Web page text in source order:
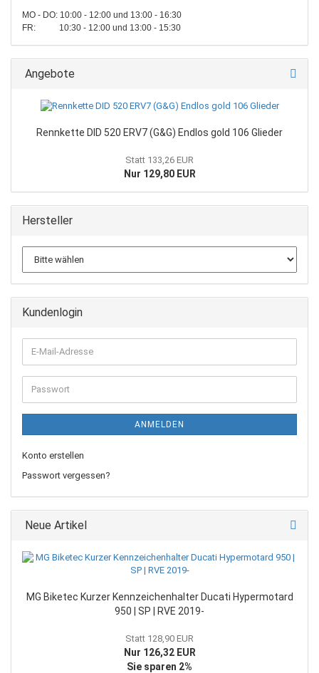
MO - DO: 10:00 - 12:00 und 13:00 - 16:30
FR: 10:30 - 12:00 und 13:00 - 15:30
Angebote
Rennkette DID 520 ERV7 (G&G) Endlos gold 106 Glieder
Statt 133,26 EUR
Nur 129,80 EUR
Hersteller
Kundenlogin
E-
Mail-
Adresse
Passwort
ANMELDEN
Konto erstellen
Passwort vergessen?
Neue Artikel
MG Biketec Kurzer Kennzeichenhalter Ducati Hypermotard
950 | SP | RVE 2019-
Statt 128,90 EUR
Nur 126,32 EUR
Sie sparen 2%